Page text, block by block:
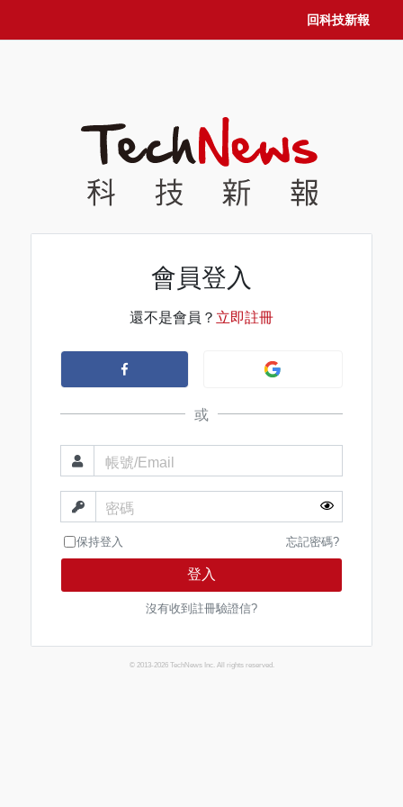
回科技新報
會員登入
還不是會員？ 立即註冊
或
帳號/Email
密碼
保持登入 忘記密碼?
登入
沒有收到註冊驗證信?
© 2013-2026 TechNews Inc. All rights reserved.